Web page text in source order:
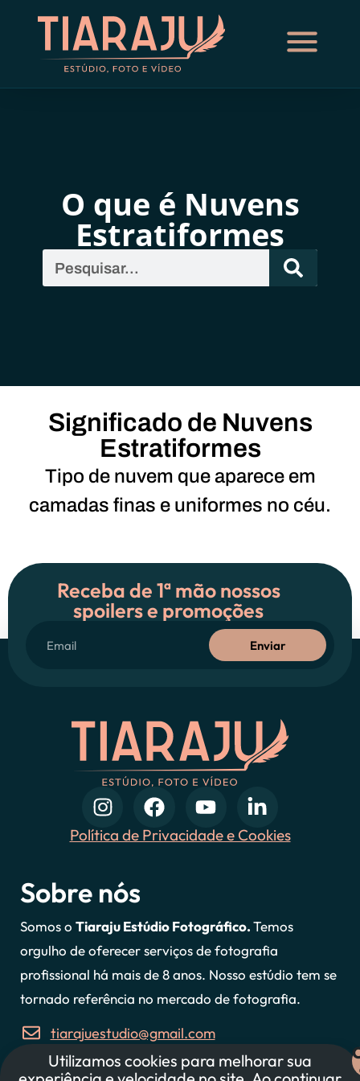
O que é Nuvens
Estratiformes
Significado de Nuvens
Estratiformes
Tipo de nuvem que aparece em
camadas finas e uniformes no céu.
Receba de 1ª mão nossos
spoilers e promoções
Enviar
Política de Privacidade e Cookies
Sobre nós
Somos o Tiaraju Estúdio Fotográfico.Temos
orgulho de oferecer serviços de fotografia
profissional há mais de 8 anos. Nosso estúdio tem se
tornado referência no mercado de fotografia.
tiarajuestudio@gmail.com
47 997607127
Utilizamos cookies para melhorar sua